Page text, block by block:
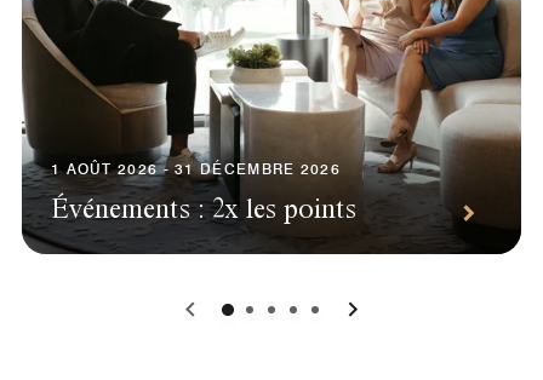
1 AOÛT 2026 - 31 DÉCEMBRE 2026
Événements : 2x les points
0 1 2 3 4